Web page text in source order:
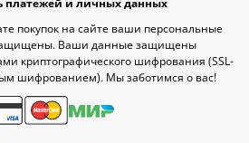
платежей и личных данных
покупок на сайте ваши персональные
Ваши данные защищены
криптографического шифрования (SSL-
шифрованием). Мы заботимся о вас!